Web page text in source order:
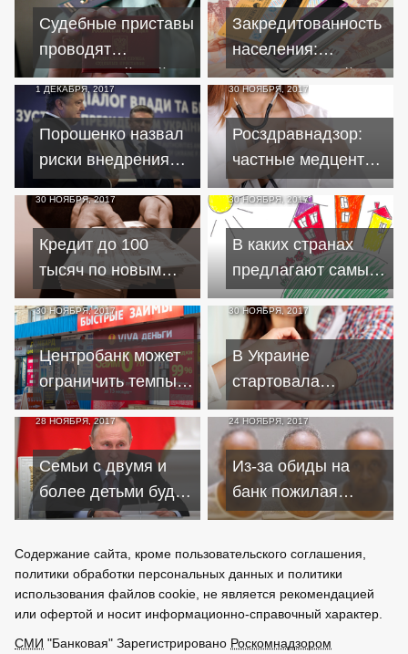
почти на девять
миллионов
Судебные приставы
проводят
общероссийский
рейд по должникам
Закредитованность
населения:
положительный
маркер или опасная
тенденция?
1 ДЕКАБРЯ, 2017
Порошенко назвал
риски внедрения
налога на
выведенный
капитал
30 НОЯБРЯ, 2017
Росздравнадзор:
частные медцентры
нередко
навязывают
кредиты
30 НОЯБРЯ, 2017
Кредит до 100
тысяч по новым
условиям: риски
для финансистов и
заемщиков
30 НОЯБРЯ, 2017
В каких странах
предлагают самые
дешевые
ипотечные кредиты
30 НОЯБРЯ, 2017
Центробанк может
ограничить темпы
роста выдачи
кредитов
россиянам
30 НОЯБРЯ, 2017
В Украине
стартовала
программа
доступного жилья
для участников АТО
и переселенцев
28 НОЯБРЯ, 2017
Семьи с двумя и
более детьми будут
получать ипотечные
24 НОЯБРЯ, 2017
Из-за обиды на
банк пожилая
американка решила
Содержание сайта, кроме пользовательского соглашения,
политики обработки персональных данных и политики
использования файлов cookie, не является рекомендацией
или офертой и носит информационно-справочный характер.
СМИ "Банковая" Зарегистрировано Роскомнадзором